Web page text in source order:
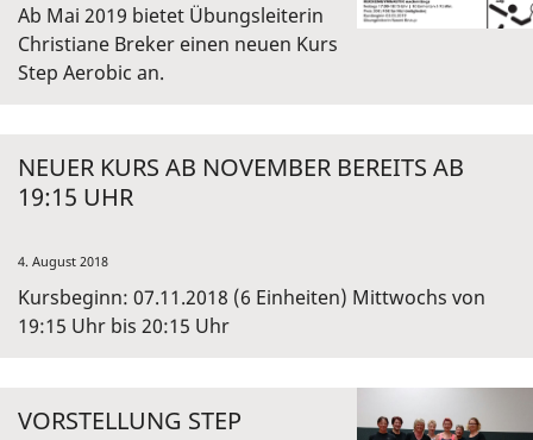
Ab Mai 2019 bietet Übungsleiterin
Christiane Breker einen neuen Kurs
Step Aerobic an.
NEUER KURS AB NOVEMBER BEREITS AB
19:15 UHR
4. August 2018
Kursbeginn: 07.11.2018 (6 Einheiten) Mittwochs von
19:15 Uhr bis 20:15 Uhr
VORSTELLUNG STEP